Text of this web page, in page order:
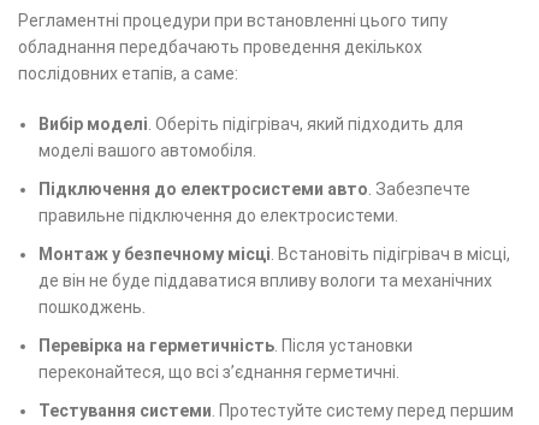
Регламентні процедури при встановленні цього типу
обладнання передбачають проведення декількох
послідовних етапів, а саме:
Вибір моделі . Оберіть підігрівач, який підходить для
моделі вашого автомобіля.
Підключення до електросистеми авто . Забезпечте
правильне підключення до електросистеми.
Монтаж у безпечному місці . Встановіть підігрівач в місці,
де він не буде піддаватися впливу вологи та механічних
пошкоджень.
Перевірка на герметичність . Після установки
переконайтеся, що всі з’єднання герметичні.
Тестування системи . Протестуйте систему перед першим